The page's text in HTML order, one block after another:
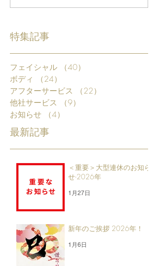
特集記事
フェイシャル （40）
ボディ
（24）
アフターサービス
（22）
他社サービス
（9）
お知らせ
（4）
最新記事
＜重要＞大型連休のお知ら
せ-2026年
1月27日
新年のご挨拶 2026年！
1月6日